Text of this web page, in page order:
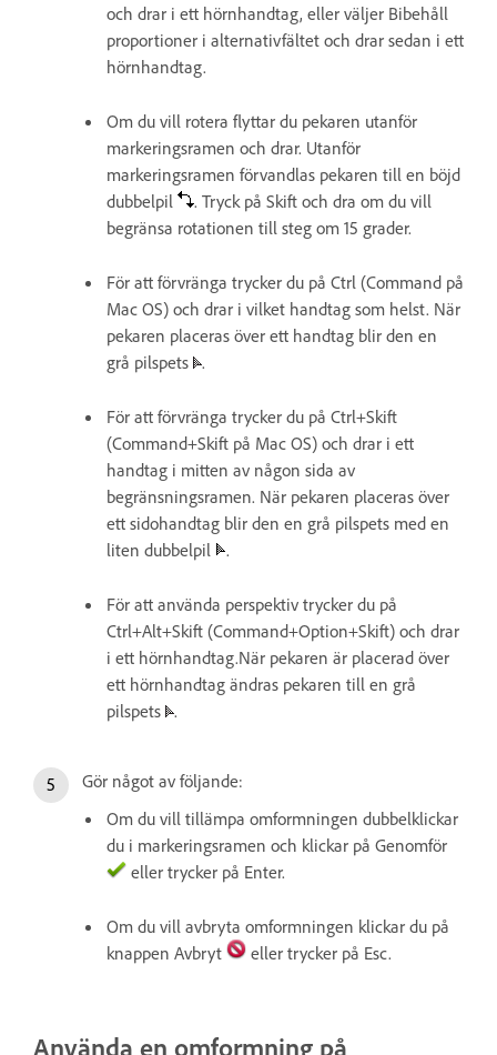
och drar i ett hörnhandtag, eller väljer Bibehåll
proportioner i alternativfältet och drar sedan i ett
hörnhandtag.
Om du vill rotera flyttar du pekaren utanför
markeringsramen och drar. Utanför
markeringsramen förvandlas pekaren till en böjd
dubbelpil
. Tryck på Skift och dra om du vill
begränsa rotationen till steg om 15 grader.
För att förvränga trycker du på Ctrl (Command på
Mac OS) och drar i vilket handtag som helst. När
pekaren placeras över ett handtag blir den en
grå pilspets .
För att förvränga trycker du på Ctrl+Skift
(Command+Skift på Mac OS) och drar i ett
handtag i mitten av någon sida av
begränsningsramen. När pekaren placeras över
ett sidohandtag blir den en grå pilspets med en
liten dubbelpil
.
För att använda perspektiv trycker du på
Ctrl+Alt+Skift (Command+Option+Skift) och drar
i ett hörnhandtag.När pekaren är placerad över
ett hörnhandtag ändras pekaren till en grå
pilspets .
Gör något av följande:
Om du vill tillämpa omformningen dubbelklickar
du i markeringsramen och klickar på Genomför
eller trycker på Enter.
Om du vill avbryta omformningen klickar du på
knappen Avbryt
eller trycker på Esc.
Använda en omformning på